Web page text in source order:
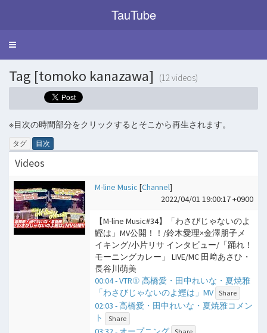
TauTube
Toggle
Tag [tomoko kanazawa] (12 videos)
※目次の時間部分をクリックするとそこから再生されます。
タグ 目次
Videos
M-line Music [Channel]
2022/04/01 19:00:17 +0900
【M-line Music#34】「わさびじゃないのよ
鰹は」MV公開！！/鈴木愛理×金澤朋子メ
イキング/小片リサ インタビュー/「踊れ！
モーニングカレー」 LIVE/MC 田﨑あさひ・
長谷川萌美
00:04 - VTR① 高橋愛・田中れいな・夏焼雅
「わさびじゃないのよ鰹は」MV Share
02:03 - 高橋愛・田中れいな・夏焼雅コメン
ト
Share